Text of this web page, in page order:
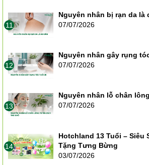
11
Nguyên nhân bị rạn da là
07/07/2026
12
Nguyên nhân gây rụng
07/07/2026
13
Nguyên nhân lỗ chân
07/07/2026
14
Hotchland 13 Tuổi – Siêu
Tặng Tưng Bừng
03/07/2026